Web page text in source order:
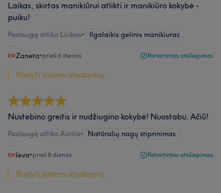
Laikas, skirtas manikiūrui atlikti ir manikiūro kokybė -
puiku!
Paslaugą atliko Liubov• Ilgalaikis gelinis manikiuras
Zaneta•prieš 6 dienas Patvirtintas atsiliepimas
Rodyti salono atsakymą...
Nustebino greitis ir nudžiugino kokybė! Nuostabu. Ačiū!
Paslaugą atliko Aurita• Natūralių nagų stiprinimas
Ieva•prieš 8 dienas Patvirtintas atsiliepimas
Rodyti salono atsakymą...